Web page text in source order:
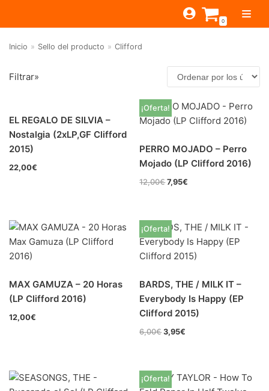
al
contenido
0
ESTILOS
BEAT-GARAGE-RNR
PSYCH-PROG-HARD
FOLK-ROCK-PSYCH
PUNK-REVIVAL-GLAM
ALTERNATIVE-INDIE
JAZZ-BLUES
OFERTAS
PREGUNTAS?
JAGUAR
MONTEREY
CANTINA BAR
PUB
CONTACTO
Filtrar por
Beat-Garage-RnR
Psych-Prog-Hard
Alternative-Indie (3)
RnB-Soul-Latin
Jazz-Blues (0)
Libros(0)
En oferta(7)
Inicio » Sello del producto » Clifford
Filtrar»
EL REGALO DE SILVIA –
Nostalgia (2xLP,GF Clifford
2015)
22,00€
¡Oferta!
PERRO MOJADO – Perro
Mojado (LP Clifford 2016)
12,00€ 7,95€
MAX GAMUZA – 20 Horas
(LP Clifford 2016)
12,00€
¡Oferta!
BARDS, THE / MILK IT –
Everybody Is Happy (EP
Clifford 2015)
6,00€ 3,95€
¡Oferta!